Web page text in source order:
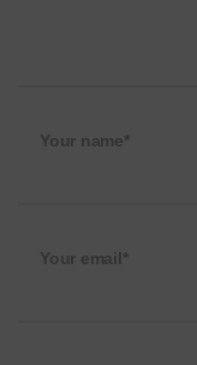
Your name*
Your email*